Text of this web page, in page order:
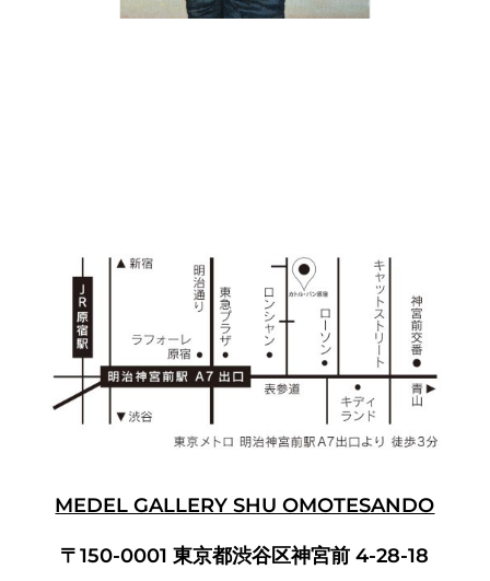
MEDEL GALLERY SHU OMOTESANDO
〒150-0001 東京都渋谷区神宮前 4-28-18